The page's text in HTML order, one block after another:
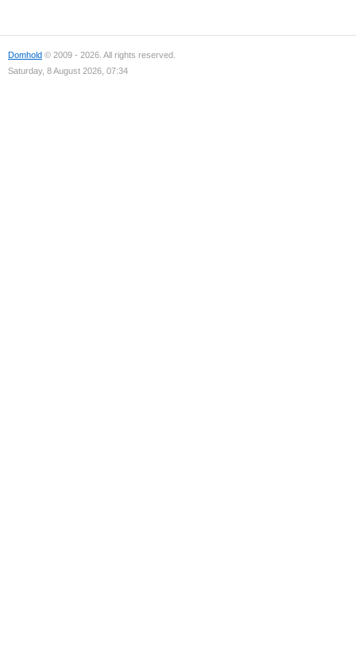
Domhold © 2009 - 2026. All rights reserved.
Saturday, 8 August 2026, 07:34